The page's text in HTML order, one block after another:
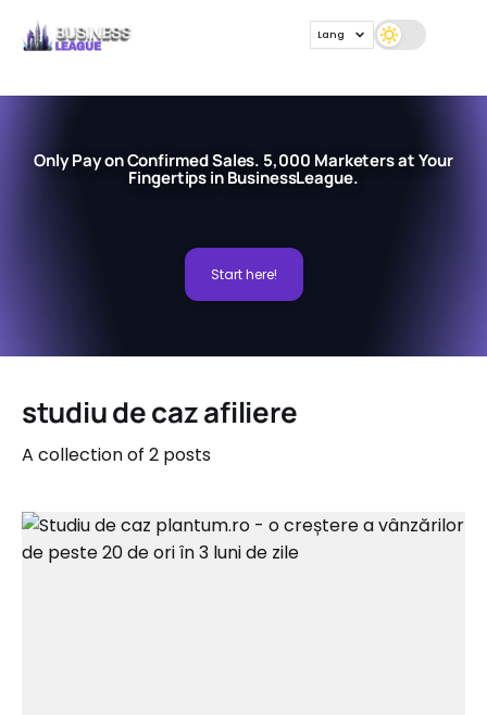
Lang
Only Pay on Confirmed Sales. 5,000 Marketers at Your
Fingertips in BusinessLeague.
Start here!
studiu de caz afiliere
A collection of 2 posts